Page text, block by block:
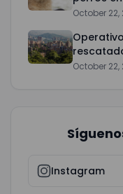
October 22,
October 22,
Instagram